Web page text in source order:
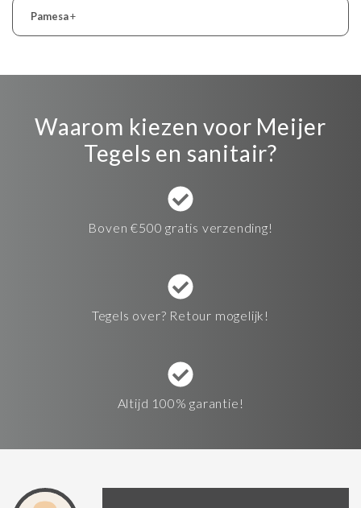
Pamesa+
Waarom kiezen voor Meijer
Tegels en sanitair?
Boven €500 gratis verzending!
Tegels over? Retour mogelijk!
Altijd 100% garantie!